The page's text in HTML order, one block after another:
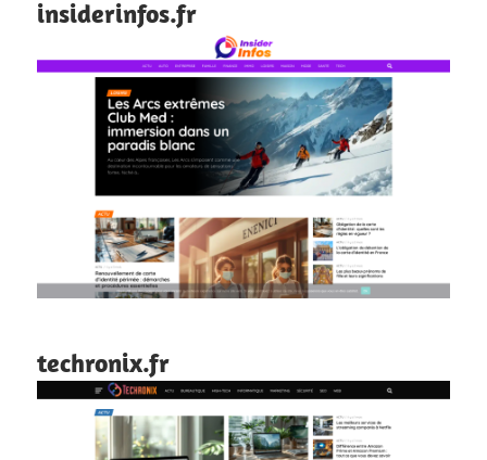
insiderinfos.fr
techronix.fr